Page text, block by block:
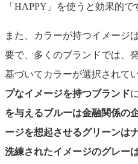
「HAPPY」を使うと効果的で
また、カラーが持つイメージ
要で、多くのブランドでは、
基づいてカラーが選択されてい
プなイメージを持つブランド
を与えるブルーは金融関係の
ージを想起させるグリーンは
洗練されたイメージのグレー